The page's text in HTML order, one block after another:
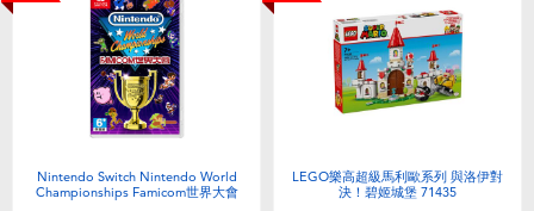
Nintendo Switch Nintendo World
Championships Famicom世界大會
LEGO樂高超級馬利歐系列 與洛伊對
決！碧姬城堡 71435